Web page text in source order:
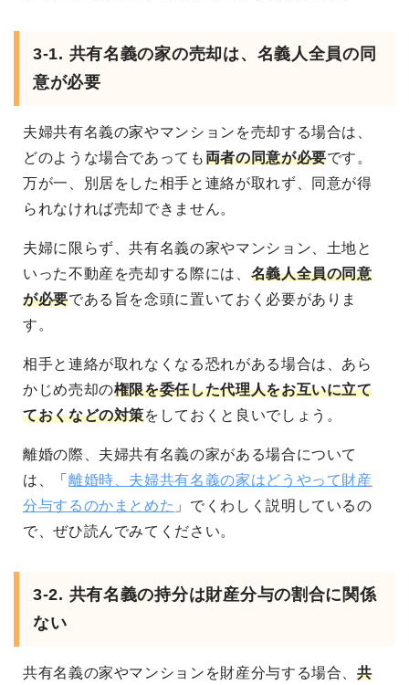
3-1. 共有名義の家の売却は、名義人全員の同
意が必要
夫婦共有名義の家やマンションを売却する場合は、
どのような場合であっても両者の同意が必要です。
万が一、別居をした相手と連絡が取れず、同意が得
られなければ売却できません。
夫婦に限らず、共有名義の家やマンション、土地と
いった不動産を売却する際には、 名義人全員の同意
が必要である旨を念頭に置いておく必要がありま
す。
相手と連絡が取れなくなる恐れがある場合は、あら
かじめ売却の権限を委任した代理人をお互いに立て
ておくなどの対策をしておくと良いでしょう。
離婚の際、夫婦共有名義の家がある場合について
は、「 離婚時、夫婦共有名義の家はどうやって財産
分与するのかまとめた 」でくわしく説明しているの
で、ぜひ読んでみてください。
3-2. 共有名義の持分は財産分与の割合に関係
ない
共有名義の家やマンションを財産分与する場合、共